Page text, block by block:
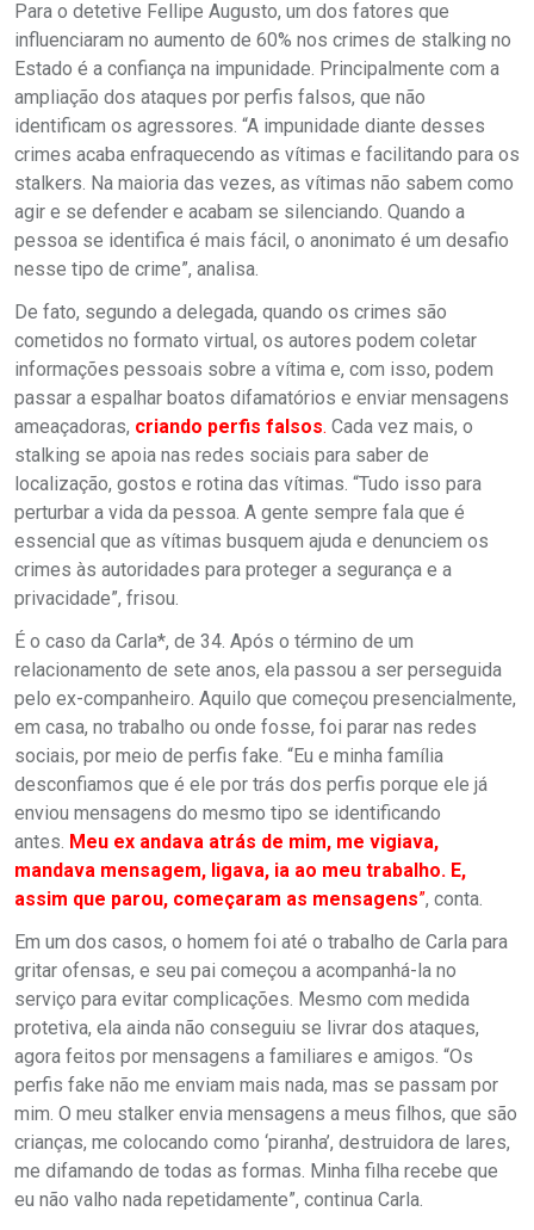
Para o detetive Fellipe Augusto, um dos fatores que
influenciaram no aumento de 60% nos crimes de stalking no
Estado é a confiança na impunidade. Principalmente com a
ampliação dos ataques por perfis falsos, que não
identificam os agressores. “A impunidade diante desses
crimes acaba enfraquecendo as vítimas e facilitando para os
stalkers. Na maioria das vezes, as vítimas não sabem como
agir e se defender e acabam se silenciando. Quando a
pessoa se identifica é mais fácil, o anonimato é um desafio
nesse tipo de crime”, analisa.
De fato, segundo a delegada, quando os crimes são
cometidos no formato virtual, os autores podem coletar
informações pessoais sobre a vítima e, com isso, podem
passar a espalhar boatos difamatórios e enviar mensagens
ameaçadoras, criando perfis falsos. Cada vez mais, o
stalking se apoia nas redes sociais para saber de
localização, gostos e rotina das vítimas. “Tudo isso para
perturbar a vida da pessoa. A gente sempre fala que é
essencial que as vítimas busquem ajuda e denunciem os
crimes às autoridades para proteger a segurança e a
privacidade”, frisou.
É o caso da Carla*, de 34. Após o término de um
relacionamento de sete anos, ela passou a ser perseguida
pelo ex-companheiro. Aquilo que começou presencialmente,
em casa, no trabalho ou onde fosse, foi parar nas redes
sociais, por meio de perfis fake. “Eu e minha família
desconfiamos que é ele por trás dos perfis porque ele já
enviou mensagens do mesmo tipo se identificando
antes. Meu ex andava atrás de mim, me vigiava,
mandava mensagem, ligava, ia ao meu trabalho. E,
assim que parou, começaram as mensagens”, conta.
Em um dos casos, o homem foi até o trabalho de Carla para
gritar ofensas, e seu pai começou a acompanhá-la no
serviço para evitar complicações. Mesmo com medida
protetiva, ela ainda não conseguiu se livrar dos ataques,
agora feitos por mensagens a familiares e amigos. “Os
perfis fake não me enviam mais nada, mas se passam por
mim. O meu stalker envia mensagens a meus filhos, que são
crianças, me colocando como ‘piranha’, destruidora de lares,
me difamando de todas as formas. Minha filha recebe que
eu não valho nada repetidamente”, continua Carla.